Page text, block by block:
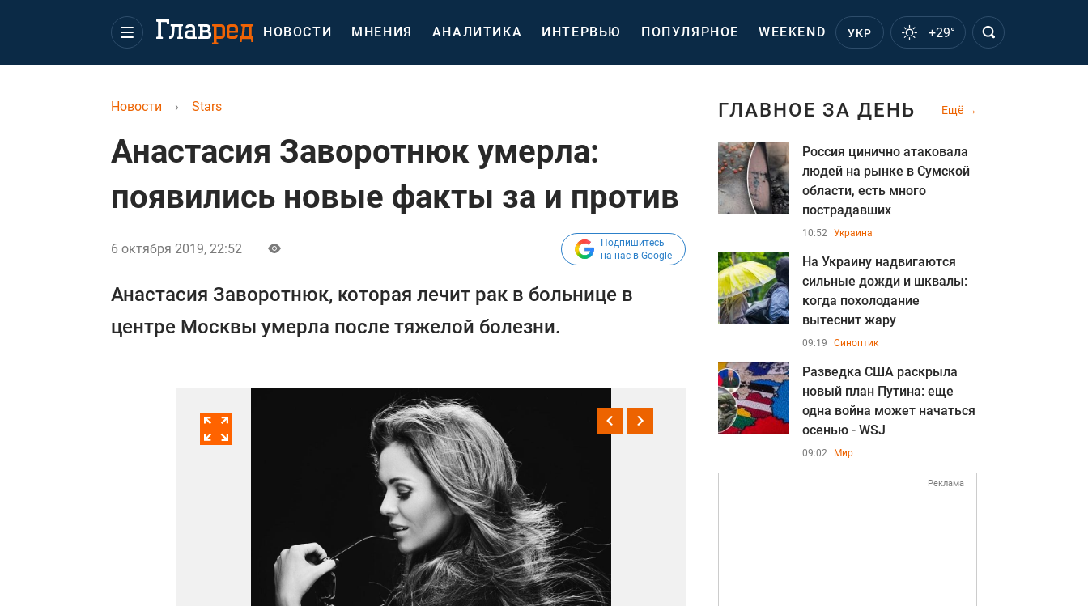
НОВОСТИ МНЕНИЯ АНАЛИТИКА ИНТЕРВЬЮ ПОПУЛЯРНОЕ WEEKEND УКР +29°
Новости › Stars
Анастасия Заворотнюк умерла:
появились новые факты за и против
6 октября 2019, 22:52
Подпишитесь
на нас в Google
Анастасия Заворотнюк, которая лечит рак в больнице в
центре Москвы умерла после тяжелой болезни.
ГЛАВНОЕ ЗА ДЕНЬ Ещё
Россия цинично атаковала
людей на рынке в Сумской
области, есть много
пострадавших
10:52 Украина
На Украину надвигаются
сильные дожди и шквалы:
когда похолодание
вытеснит жару
09:19 Синоптик
Разведка США раскрыла
новый план Путина: еще
одна война может начаться
осенью - WSJ
09:02 Мир
Реклама